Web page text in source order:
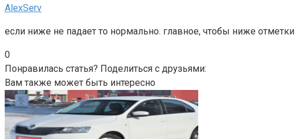
AlexServ
если ниже не падает то нормально. главное, чтобы ниже отметки
0
Понравилась статья? Поделиться с друзьями:
Вам также может быть интересно